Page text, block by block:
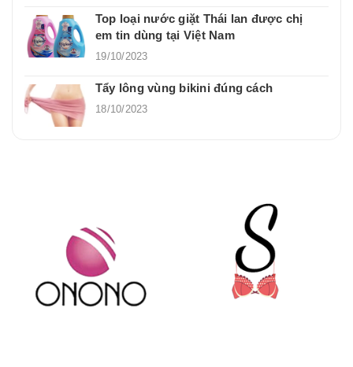
Top loại nước giặt Thái lan được chị
em tin dùng tại Việt Nam
19/10/2023
Tẩy lông vùng bikini đúng cách
18/10/2023